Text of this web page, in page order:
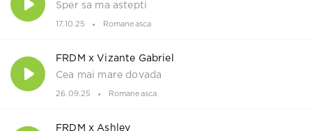
Sper sa ma astepti
17.10.25 Romaneasca
FRDM x Vizante Gabriel
Cea mai mare dovada
26.09.25 Romaneasca
FRDM x Ashley